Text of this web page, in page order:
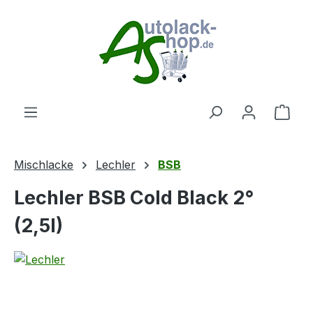
Mischlacke Lechler BSB
Lechler BSB Cold Black 2°
(2,5l)